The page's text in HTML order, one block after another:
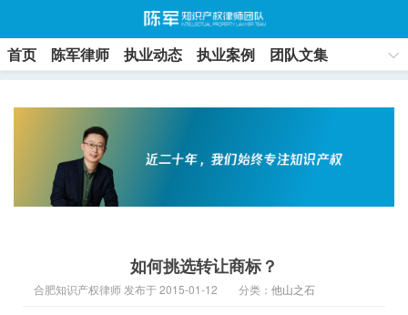
首页 陈军律师 执业动态 执业案例
团队文集
如何挑选转让商标？
合肥知识产权律师 发布于 2015-01-12 分类： 他山之石